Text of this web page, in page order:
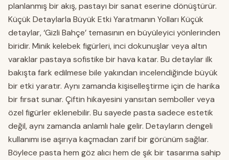
planlanmış bir akış, pastayı bir sanat eserine dönüştürür.
Küçük Detaylarla Büyük Etki Yaratmanın Yolları Küçük
detaylar, ‘Gizli Bahçe’ temasının en büyüleyici yönlerinden
biridir. Minik kelebek figürleri, inci dokunuşlar veya altın
varaklar pastaya sofistike bir hava katar. Bu detaylar ilk
bakışta fark edilmese bile yakından incelendiğinde büyük
bir etki yaratır. Aynı zamanda kişiselleştirme için de harika
bir fırsat sunar. Çiftin hikayesini yansıtan semboller veya
özel figürler eklenebilir. Bu sayede pasta sadece estetik
değil, aynı zamanda anlamlı hale gelir. Detayların dengeli
kullanımı ise aşırıya kaçmadan zarif bir görünüm sağlar.
Böylece pasta hem göz alıcı hem de şık bir tasarıma sahip